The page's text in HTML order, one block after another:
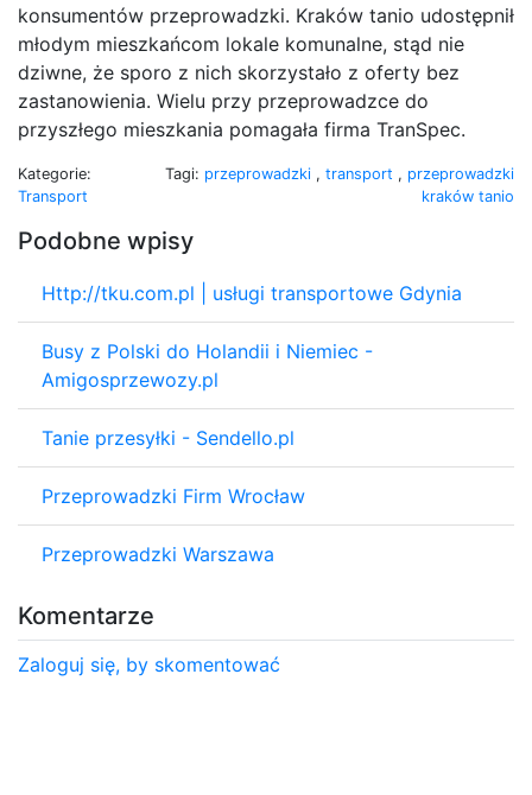
konsumentów przeprowadzki. Kraków tanio udostępnił
młodym mieszkańcom lokale komunalne, stąd nie
dziwne, że sporo z nich skorzystało z oferty bez
zastanowienia. Wielu przy przeprowadzce do
przyszłego mieszkania pomagała firma TranSpec.
Kategorie:
Transport
Tagi: przeprowadzki , transport , przeprowadzki
kraków tanio
Podobne wpisy
Http://tku.com.pl | usługi transportowe Gdynia
Busy z Polski do Holandii i Niemiec -
Amigosprzewozy.pl
Tanie przesyłki - Sendello.pl
Przeprowadzki Firm Wrocław
Przeprowadzki Warszawa
Komentarze
Zaloguj się, by skomentować